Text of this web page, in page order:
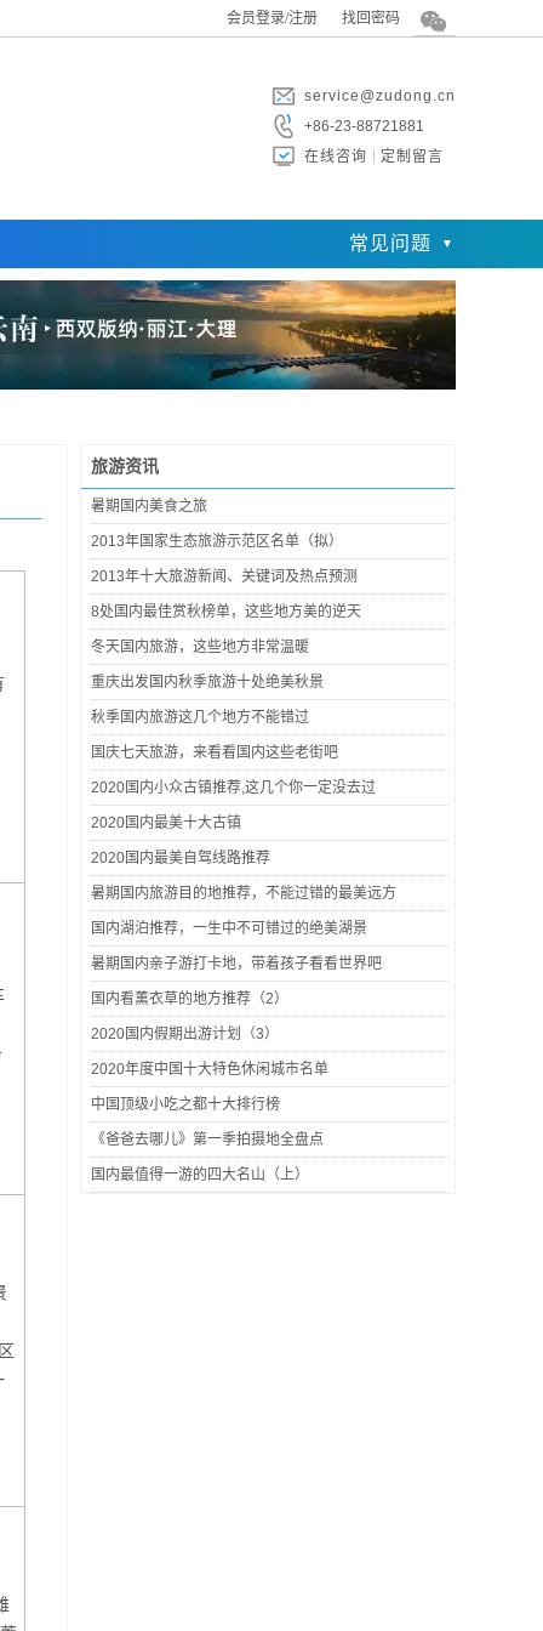
会员登录/注册 找回密码
service@zudong.cn
+86-23-88721881
在线咨询
定制留言
常见问题
旅游资讯
暑期国内美食之旅
2013年国家生态旅游示范区名单（拟）
2013年十大旅游新闻、关键词及热点预测
8处国内最佳赏秋榜单，这些地方美的逆天
冬天国内旅游，这些地方非常温暖
重庆出发国内秋季旅游十处绝美秋景
秋季国内旅游这几个地方不能错过
国庆七天旅游，来看看国内这些老街吧
2020国内小众古镇推荐,这几个你一定没去过
2020国内最美十大古镇
2020国内最美自驾线路推荐
暑期国内旅游目的地推荐，不能过错的最美远方
国内湖泊推荐，一生中不可错过的绝美湖景
暑期国内亲子游打卡地，带着孩子看看世界吧
国内看薰衣草的地方推荐（2）
2020国内假期出游计划（3）
2020年度中国十大特色休闲城市名单
中国顶级小吃之都十大排行榜
《爸爸去哪儿》第一季拍摄地全盘点
国内最值得一游的四大名山（上）